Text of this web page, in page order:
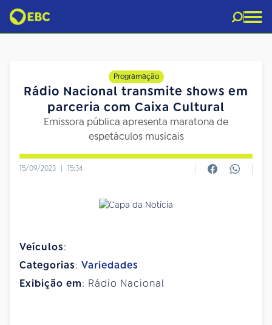
Programação
Rádio Nacional transmite shows em
parceria com Caixa Cultural
Emissora pública apresenta maratona de
espetáculos musicais
15/09/2023 | 15:34
Veículos:
Categorias: Variedades
Exibição em: Rádio Nacional